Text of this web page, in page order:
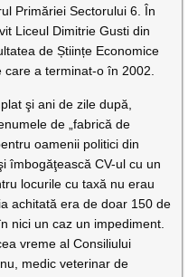
Primăriei Sectorului 6. În
Liceul Dimitrie Gusti din
de Științe Economice
a terminat-o în 2002.
şi ani de zile după,
de „fabrică de
oamenii politici din
îmbogăţească CV-ul cu un
locurile cu taxă nu erau
achitată era de doar 150 de
nici un caz un impediment.
vreme al Consiliului
medic veterinar de